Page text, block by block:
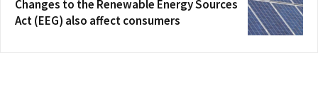
Changes to the Renewable Energy Sources
Act (EEG) also affect consumers